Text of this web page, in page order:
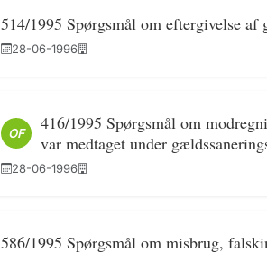
514/1995 Spørgsmål om eftergivelse af
28-06-1996
OF
416/1995 Spørgsmål om
var medtaget under
28-06-1996
586/1995 Spørgsmål om misbrug,